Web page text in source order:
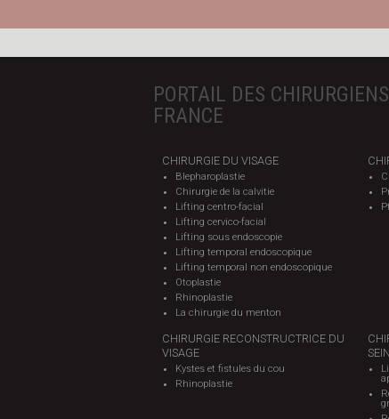
PORTAIL DES
FRANCE
CHIRURGIE DU VISAGE
Blepharoplastie
Chirurgie de la calvitie
Lifting centro-facial
Lifting cervico-facial
Lifting sous endoscopie
Lifting temporal endoscopique
Lifting temporal non endoscopique
Otoplastie
Rhinoplastie
La chirurgie du menton
CHIRURGIE RECONSTRUCTRICE DU
VISAGE
Kystes et fistules du cou
Rhinoplastie